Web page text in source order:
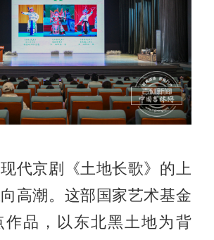
京剧《土地长歌》的上
高潮。这部国家艺术基金
作品，以东北黑土地为背